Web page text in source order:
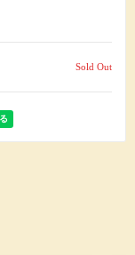
Sold Out